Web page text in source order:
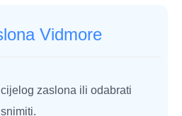
Vidmore
zaslona ili odabrati